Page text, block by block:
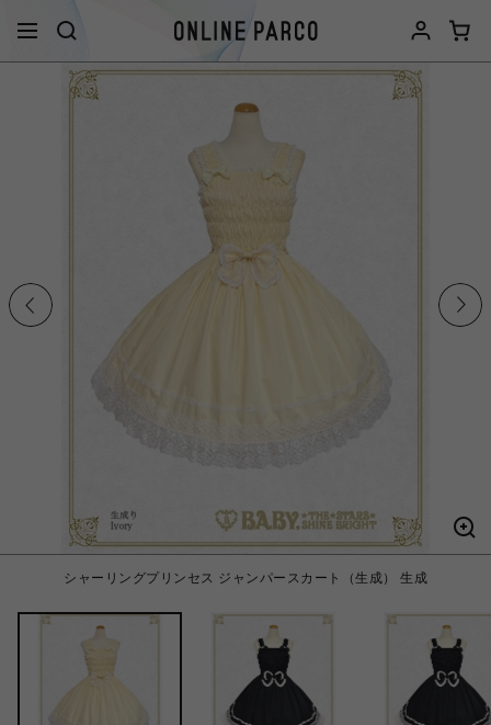
シャーリングプリンセス ジャンパースカート（生成） 生成